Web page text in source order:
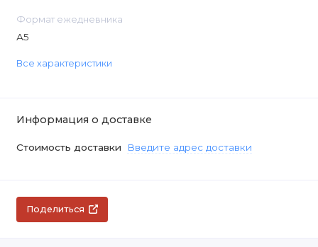
Формат ежедневника
А5
Все характеристики
Информация о доставке
Стоимость доставки Введите адрес доставки
Поделиться